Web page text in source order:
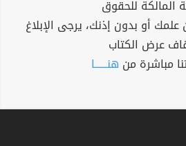
المالكة للحقوق
أو بدون إذنك، يرجى الإبلاغ
عرض الكتاب
مباشرة من هنــــــا